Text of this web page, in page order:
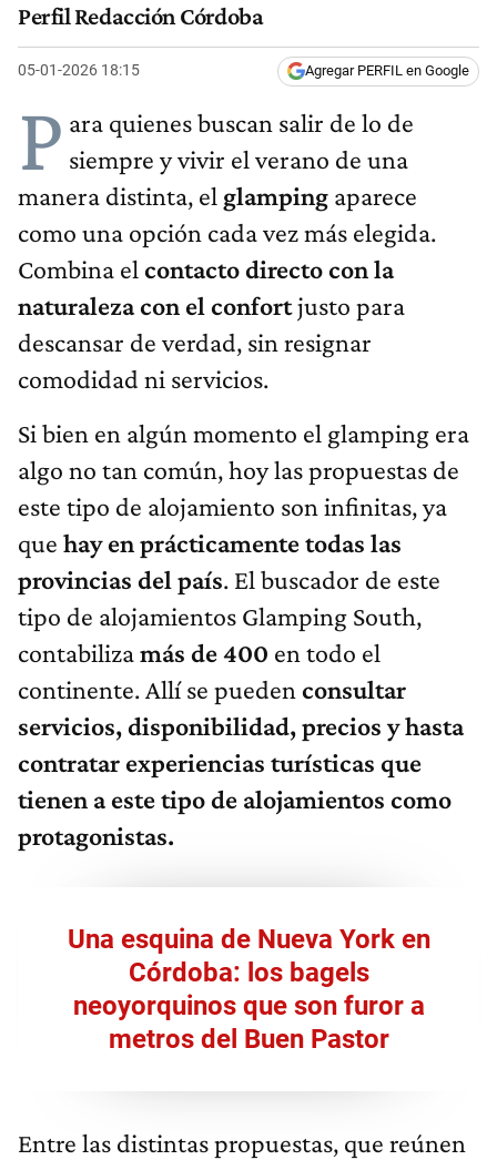
Perfil Redacción Córdoba
05-01-2026 18:15 Agregar PERFIL en Google
P ara quienes buscan salir de lo de
siempre y vivir el verano de una
manera distinta, el glamping aparece
como una opción cada vez más elegida.
Combina el contacto directo con la
naturaleza con el confortjusto para
descansar de verdad, sin resignar
comodidad ni servicios.
Si bien en algún momento el glamping era
algo no tan común, hoy las propuestas de
este tipo de alojamiento son infinitas, ya
que hay en prácticamente todas las
provincias del país. El buscador de este
tipo de alojamientos Glamping South,
contabilizamás de 400 en todo el
continente. Allí se pueden consultar
servicios, disponibilidad, precios y hasta
contratar experiencias turísticas que
tienen a este tipo de alojamientos como
protagonistas.
Una esquina de Nueva York en
Córdoba: los bagels
neoyorquinos que son furor a
metros del Buen Pastor
Entre las distintas propuestas, que reúnen